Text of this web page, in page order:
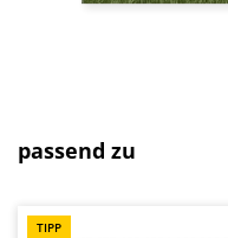
Produktgalerie überspringen
passend zu
TIPP